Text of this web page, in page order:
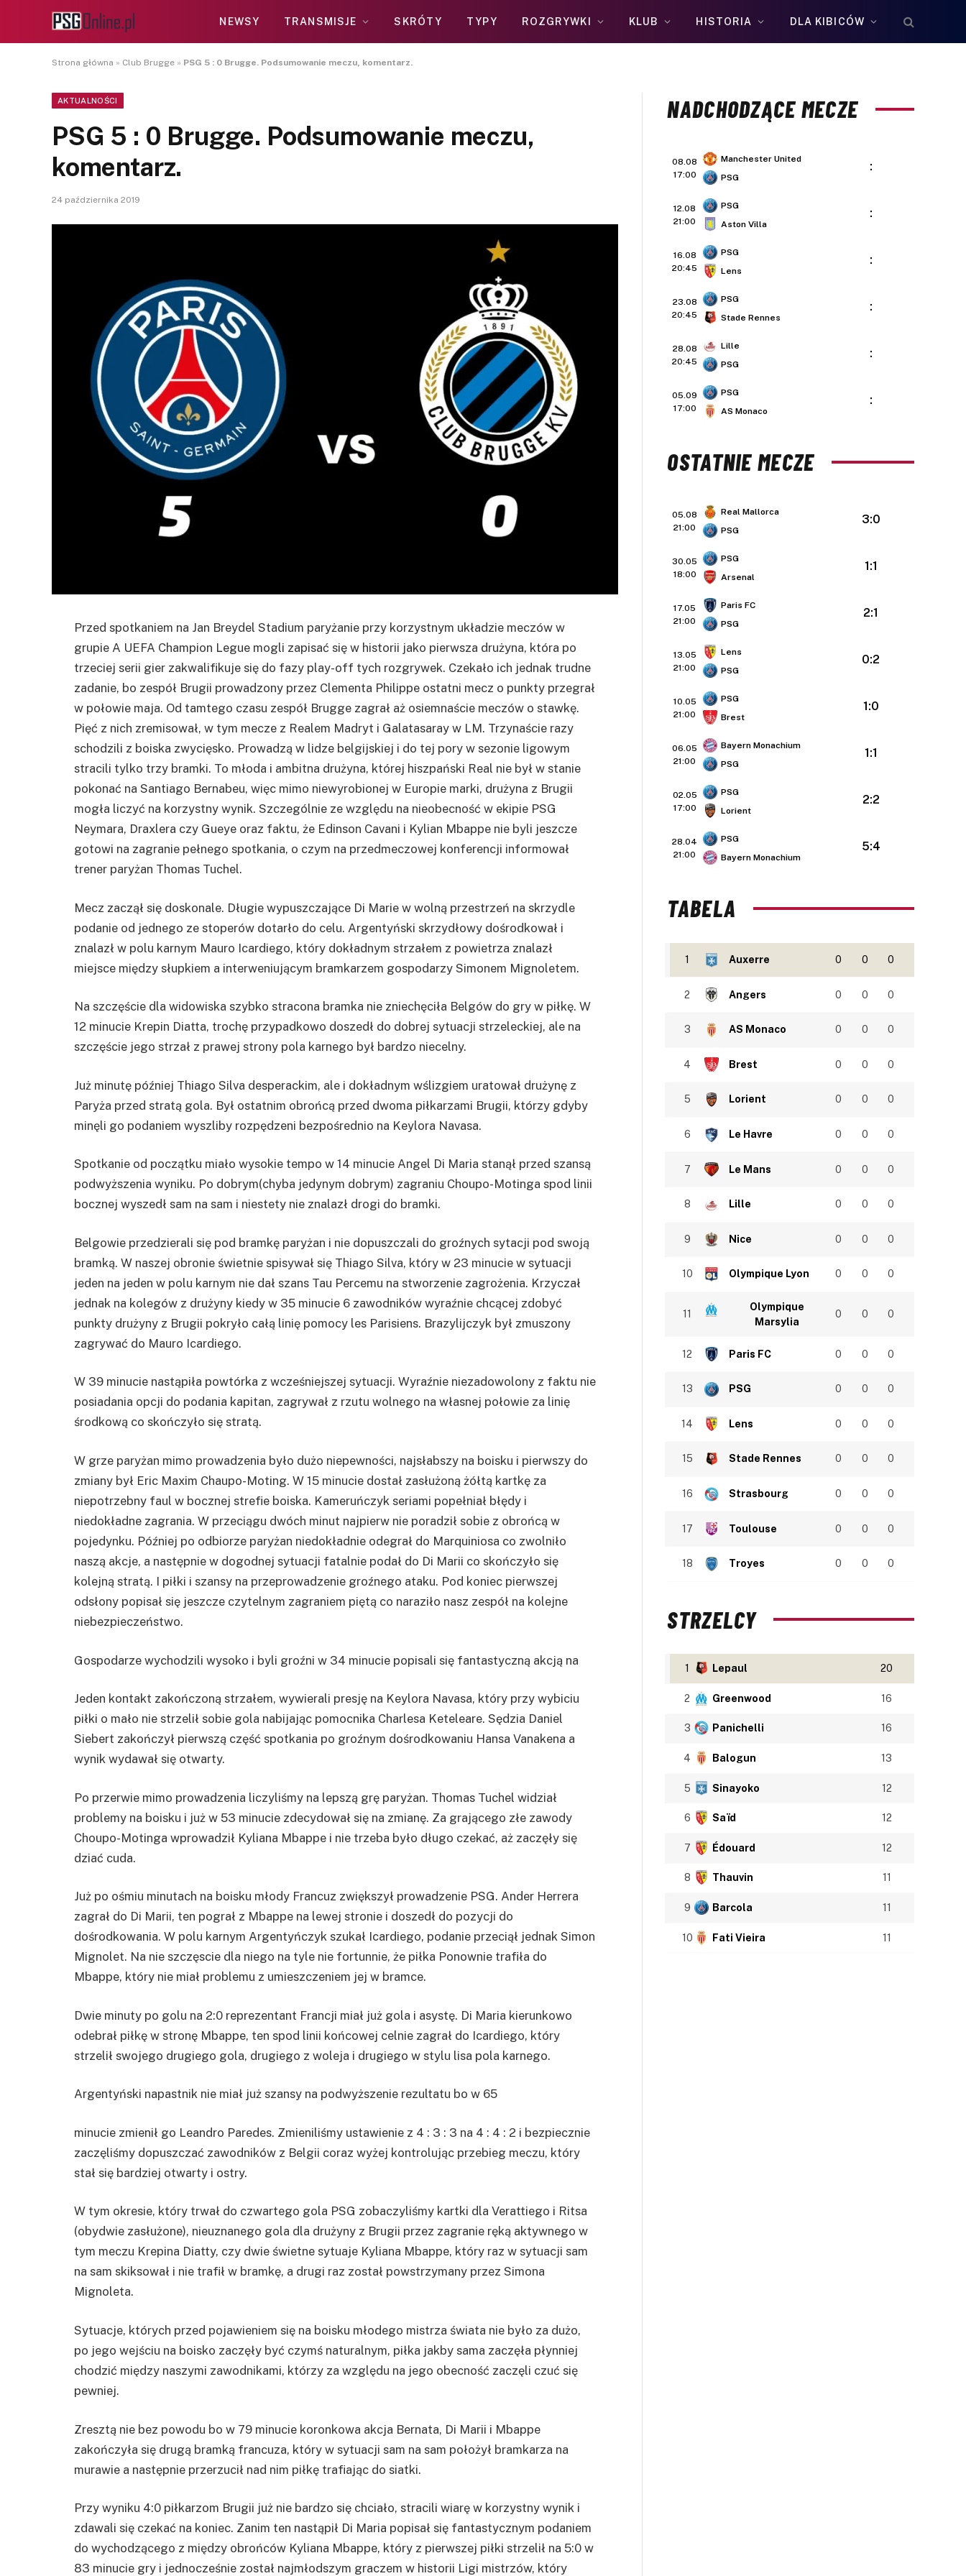
NEWSY TRANSMISJE SKRÓTY TYPY ROZGRYWKI KLUB HISTORIA DLA KIBICÓW
Strona główna » Club Brugge » PSG 5 : 0 Brugge. Podsumowanie meczu, komentarz.
AKTUALNOŚCI
PSG 5 : 0 Brugge. Podsumowanie meczu,
komentarz.
24 października 2019
Przed spotkaniem na Jan Breydel Stadium paryżanie przy korzystnym układzie meczów w
grupie A UEFA Champion Legue mogli zapisać się w historii jako pierwsza drużyna, która po
trzeciej serii gier zakwalifikuje się do fazy play-off tych rozgrywek. Czekało ich jednak trudne
zadanie, bo zespół Brugii prowadzony przez Clementa Philippe ostatni mecz o punkty przegrał
w połowie maja. Od tamtego czasu zespół Brugge zagrał aż osiemnaście meczów o stawkę.
Pięć z nich zremisował, w tym mecze z Realem Madryt i Galatasaray w LM. Trzynaście razy
schodzili z boiska zwycięsko. Prowadzą w lidze belgijskiej i do tej pory w sezonie ligowym
stracili tylko trzy bramki. To młoda i ambitna drużyna, której hiszpański Real nie był w stanie
pokonać na Santiago Bernabeu, więc mimo niewyrobionej w Europie marki, drużyna z Brugii
mogła liczyć na korzystny wynik. Szczególnie ze względu na nieobecność w ekipie PSG
Neymara, Draxlera czy Gueye oraz faktu, że Edinson Cavani i Kylian Mbappe nie byli jeszcze
gotowi na zagranie pełnego spotkania, o czym na przedmeczowej konferencji informował
trener paryżan Thomas Tuchel.
Mecz zaczął się doskonale. Długie wypuszczające Di Marie w wolną przestrzeń na skrzydle
podanie od jednego ze stoperów dotarło do celu. Argentyński skrzydłowy dośrodkował i
znalazł w polu karnym Mauro Icardiego, który dokładnym strzałem z powietrza znalazł
miejsce między słupkiem a interweniującym bramkarzem gospodarzy Simonem Mignoletem.
Na szczęście dla widowiska szybko stracona bramka nie zniechęciła Belgów do gry w piłkę. W
12 minucie Krepin Diatta, trochę przypadkowo doszedł do dobrej sytuacji strzeleckiej, ale na
szczęście jego strzał z prawej strony pola karnego był bardzo niecelny.
Już minutę później Thiago Silva desperackim, ale i dokładnym wślizgiem uratował drużynę z
Paryża przed stratą gola. Był ostatnim obrońcą przed dwoma piłkarzami Brugii, którzy gdyby
minęli go podaniem wyszliby rozpędzeni bezpośrednio na Keylora Navasa.
Spotkanie od początku miało wysokie tempo w 14 minucie Angel Di Maria stanął przed szansą
podwyższenia wyniku. Po dobrym(chyba jedynym dobrym) zagraniu Choupo-Motinga spod linii
bocznej wyszedł sam na sam i niestety nie znalazł drogi do bramki.
Belgowie przedzierali się pod bramkę paryżan i nie dopuszczali do groźnych sytacji pod swoją
bramką. W naszej obronie świetnie spisywał się Thiago Silva, który w 23 minucie w sytuacji
jeden na jeden w polu karnym nie dał szans Tau Percemu na stworzenie zagrożenia. Krzyczał
jednak na kolegów z drużyny kiedy w 35 minucie 6 zawodników wyraźnie chcącej zdobyć
punkty drużyny z Brugii pokryło całą linię pomocy les Parisiens. Brazylijczyk był zmuszony
zagrywać do Mauro Icardiego.
W 39 minucie nastąpiła powtórka z wcześniejszej sytuacji. Wyraźnie niezadowolony z faktu nie
posiadania opcji do podania kapitan, zagrywał z rzutu wolnego na własnej połowie za linię
środkową co skończyło się stratą.
W grze paryżan mimo prowadzenia było dużo niepewności, najsłabszy na boisku i pierwszy do
zmiany był Eric Maxim Chaupo-Moting. W 15 minucie dostał zasłużoną żółtą kartkę za
niepotrzebny faul w bocznej strefie boiska. Kameruńczyk seriami popełniał błędy i
niedokładne zagrania. W przeciągu dwóch minut najpierw nie poradził sobie z obrońcą w
pojedynku. Później po odbiorze paryżan niedokładnie odegrał do Marquiniosa co zwolniło
naszą akcje, a następnie w dogodnej sytuacji fatalnie podał do Di Marii co skończyło się
kolejną stratą. I piłki i szansy na przeprowadzenie groźnego ataku. Pod koniec pierwszej
odsłony popisał się jeszcze czytelnym zagraniem piętą co naraziło nasz zespół na kolejne
niebezpieczeństwo.
Gospodarze wychodzili wysoko i byli groźni w 34 minucie popisali się fantastyczną akcją na
Jeden kontakt zakończoną strzałem, wywierali presję na Keylora Navasa, który przy wybiciu
piłki o mało nie strzelił sobie gola nabijając pomocnika Charlesa Keteleare. Sędzia Daniel
Siebert zakończył pierwszą część spotkania po groźnym dośrodkowaniu Hansa Vanakena a
wynik wydawał się otwarty.
Po przerwie mimo prowadzenia liczyliśmy na lepszą grę paryżan. Thomas Tuchel widział
problemy na boisku i już w 53 minucie zdecydował się na zmianę. Za grającego złe zawody
Choupo-Motinga wprowadził Kyliana Mbappe i nie trzeba było długo czekać, aż zaczęły się
dziać cuda.
Już po ośmiu minutach na boisku młody Francuz zwiększył prowadzenie PSG. Ander Herrera
zagrał do Di Marii, ten pograł z Mbappe na lewej stronie i doszedł do pozycji do
dośrodkowania. W polu karnym Argentyńczyk szukał Icardiego, podanie przeciął jednak Simon
Mignolet. Na nie szczęscie dla niego na tyle nie fortunnie, że piłka Ponownie trafiła do
Mbappe, który nie miał problemu z umieszczeniem jej w bramce.
Dwie minuty po golu na 2:0 reprezentant Francji miał już gola i asystę. Di Maria kierunkowo
odebrał piłkę w stronę Mbappe, ten spod linii końcowej celnie zagrał do Icardiego, który
strzelił swojego drugiego gola, drugiego z woleja i drugiego w stylu lisa pola karnego.
Argentyński napastnik nie miał już szansy na podwyższenie rezultatu bo w 65
minucie zmienił go Leandro Paredes. Zmieniliśmy ustawienie z 4 : 3 : 3 na 4 : 4 : 2 i bezpiecznie
zaczęliśmy dopuszczać zawodników z Belgii coraz wyżej kontrolując przebieg meczu, który
stał się bardziej otwarty i ostry.
W tym okresie, który trwał do czwartego gola PSG zobaczyliśmy kartki dla Verattiego i Ritsa
(obydwie zasłużone), nieuznanego gola dla drużyny z Brugii przez zagranie ręką aktywnego w
tym meczu Krepina Diatty, czy dwie świetne sytuaje Kyliana Mbappe, który raz w sytuacji sam
na sam skiksował i nie trafił w bramkę, a drugi raz został powstrzymany przez Simona
Mignoleta.
Sytuacje, których przed pojawieniem się na boisku młodego mistrza świata nie było za dużo,
po jego wejściu na boisko zaczęły być czymś naturalnym, piłka jakby sama zaczęła płynniej
chodzić między naszymi zawodnikami, którzy za względu na jego obecność zaczęli czuć się
pewniej.
Zresztą nie bez powodu bo w 79 minucie koronkowa akcja Bernata, Di Marii i Mbappe
zakończyła się drugą bramką francuza, który w sytuacji sam na sam położył bramkarza na
murawie a następnie przerzucił nad nim piłkę trafiając do siatki.
Przy wyniku 4:0 piłkarzom Brugii już nie bardzo się chciało, stracili wiarę w korzystny wynik i
zdawali się czekać na koniec. Zanim ten nastąpił Di Maria popisał się fantastycznym podaniem
do wychodzącego z między obrońców Kyliana Mbappe, który z pierwszej piłki strzelił na 5:0 w
83 minucie gry i jednocześnie został najmłodszym graczem w historii Ligi mistrzów, który
NADCHODZĄCE MECZE
08.08
17:00
Manchester United
PSG
:
12.08
21:00
PSG
Aston Villa
:
16.08
20:45
PSG
Lens
:
23.08
20:45
PSG
Stade Rennes
:
28.08
20:45
Lille
PSG
:
05.09
17:00
PSG
AS Monaco
:
OSTATNIE MECZE
05.08
21:00
Real Mallorca
PSG
3:0
30.05
18:00
PSG
Arsenal
1:1
17.05
21:00
Paris FC
PSG
2:1
13.05
21:00
Lens
PSG
0:2
10.05
21:00
PSG
Brest
1:0
06.05
21:00
Bayern Monachium
PSG
1:1
02.05
17:00
PSG
Lorient
2:2
28.04
21:00
PSG
Bayern Monachium
5:4
TABELA
1 Auxerre 0 0 0
2 Angers 0 0 0
3 AS Monaco 0 0 0
4 Brest 0 0 0
5 Lorient 0 0 0
6 Le Havre 0 0 0
7 Le Mans 0 0 0
8 Lille 0 0 0
9 Nice 0 0 0
10 Olympique Lyon 0 0 0
11
Olympique
Marsylia
0 0 0
12 Paris FC 0 0 0
13 PSG 0 0 0
14 Lens 0 0 0
15 Stade Rennes 0 0 0
16 Strasbourg 0 0 0
17 Toulouse 0 0 0
18 Troyes 0 0 0
STRZELCY
1 Lepaul 20
2 Greenwood 16
3 Panichelli 16
4 Balogun 13
5 Sinayoko 12
6 Saïd 12
7 Édouard 12
8 Thauvin 11
9 Barcola 11
10 Fati Vieira 11